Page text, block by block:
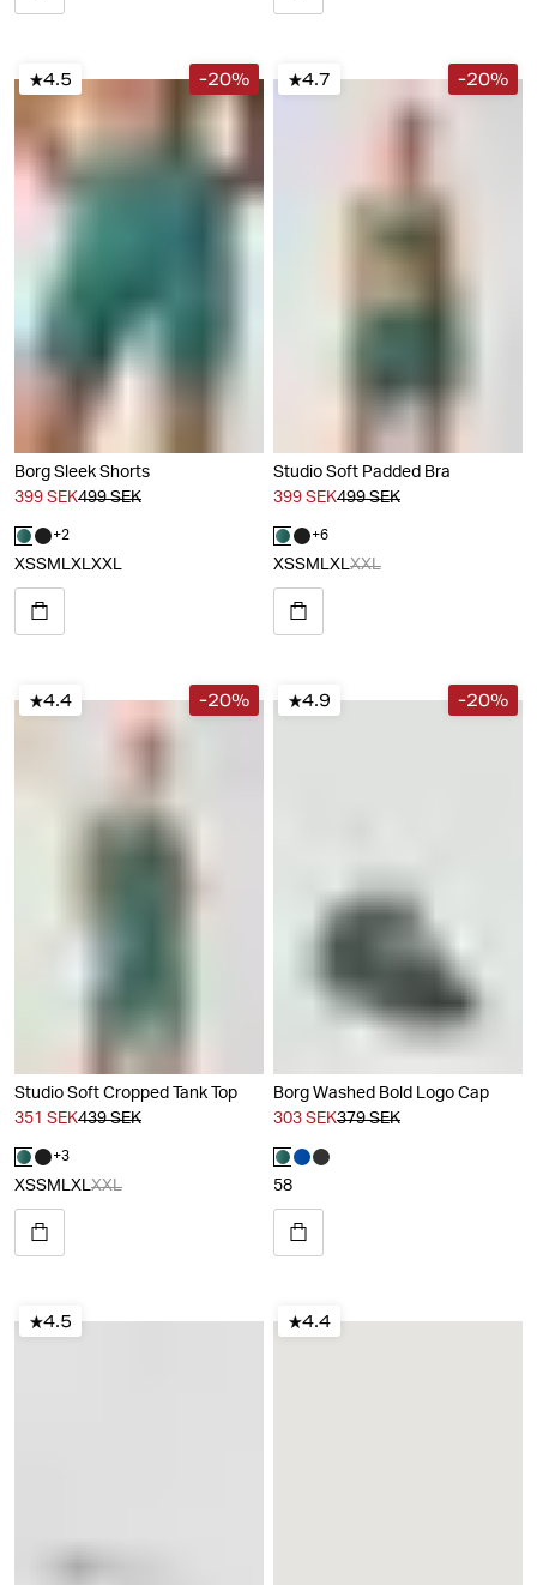
4.5 -20%
Borg Sleek Shorts
399 SEK499 SEK
+2
XSSMLXLXXL
4.7 -20%
Studio Soft Padded Bra
399 SEK499 SEK
+6
XSSMLXLXXL
4.4 -20%
Studio Soft Cropped Tank Top
351 SEK439 SEK
+3
XSSMLXLXXL
4.9 -20%
Borg Washed Bold Logo Cap
303 SEK379 SEK
58
4.5 4.4